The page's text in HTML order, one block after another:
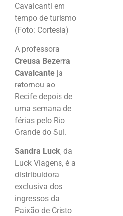
Cavalcanti em
tempo de turismo
(Foto: Cortesia)
A professora
Creusa Bezerra
Cavalcante já
retornou ao
Recife depois de
uma semana de
férias pelo Rio
Grande do Sul.
Sandra Luck, da
Luck Viagens, é a
distribuidora
exclusiva dos
ingressos da
Paixão de Cristo